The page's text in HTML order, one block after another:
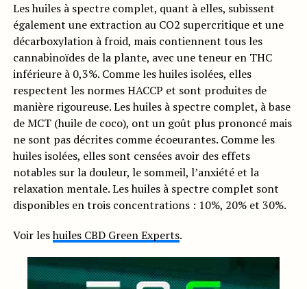
Les huiles à spectre complet, quant à elles, subissent
également une extraction au CO2 supercritique et une
décarboxylation à froid, mais contiennent tous les
cannabinoïdes de la plante, avec une teneur en THC
inférieure à 0,3%. Comme les huiles isolées, elles
respectent les normes HACCP et sont produites de
manière rigoureuse. Les huiles à spectre complet, à base
de MCT (huile de coco), ont un goût plus prononcé mais
ne sont pas décrites comme écoeurantes. Comme les
huiles isolées, elles sont censées avoir des effets
notables sur la douleur, le sommeil, l’anxiété et la
relaxation mentale. Les huiles à spectre complet sont
disponibles en trois concentrations : 10%, 20% et 30%.
Voir leshuiles CBD Green Experts.